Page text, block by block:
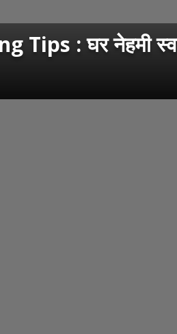
Tips : घर नेहमी